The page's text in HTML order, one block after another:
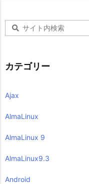
カテゴリー
Ajax
AlmaLinux
AlmaLinux 9
AlmaLinux9.3
Android